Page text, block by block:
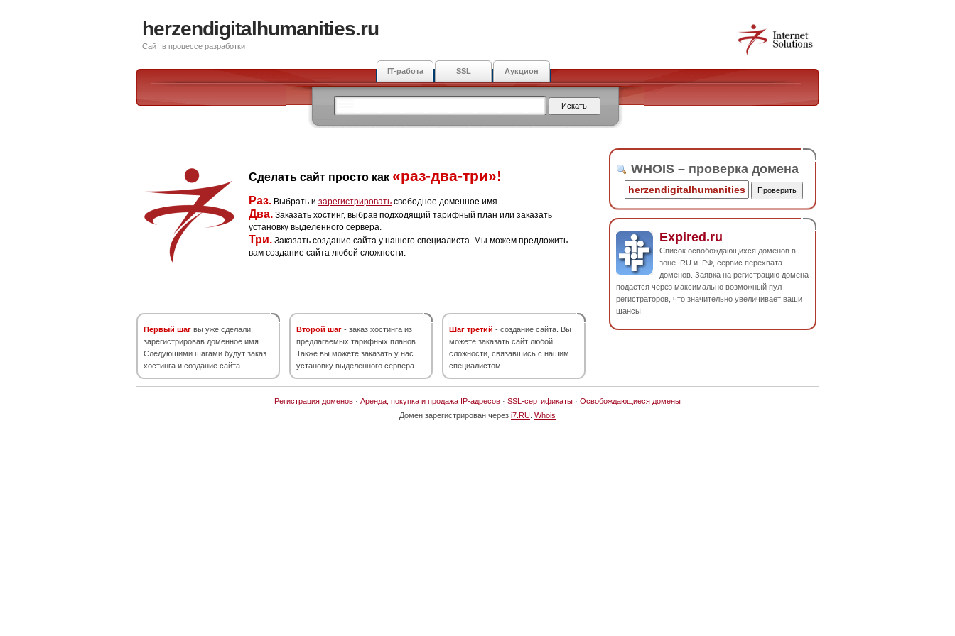
herzendigitalhumanities.ru
Сайт в процессе разработки
IT-работа SSL Аукцион
Сделать сайт просто как «раз-два-три»!
Раз. Выбрать и зарегистрировать свободное доменное имя.
Два. Заказать хостинг, выбрав подходящий тарифный план или заказать
установку выделенного сервера.
Три. Заказать создание сайта у нашего специалиста. Мы можем предложить
вам создание сайта любой сложности.
Первый шаг вы уже сделали,
зарегистрировав доменное имя.
Следующими шагами будут заказ
хостинга и создание сайта.
Второй шаг - заказ хостинга из
предлагаемых тарифных планов.
Также вы можете заказать у нас
установку выделенного сервера.
Шаг третий - создание сайта. Вы
можете заказать сайт любой
сложности, связавшись с нашим
специалистом.
WHOIS – проверка домена
Expired.ru
Список освобождающихся доменов в
зоне .RU и .РФ, сервис перехвата
доменов. Заявка на регистрацию домена
подается через максимально возможный пул
регистраторов, что значительно увеличивает ваши
шансы.
Регистрация доменов · Аренда, покупка и продажа IP-адресов · SSL-сертификаты · Освобождающиеся домены
Домен зарегистрирован через i7.RU Whois